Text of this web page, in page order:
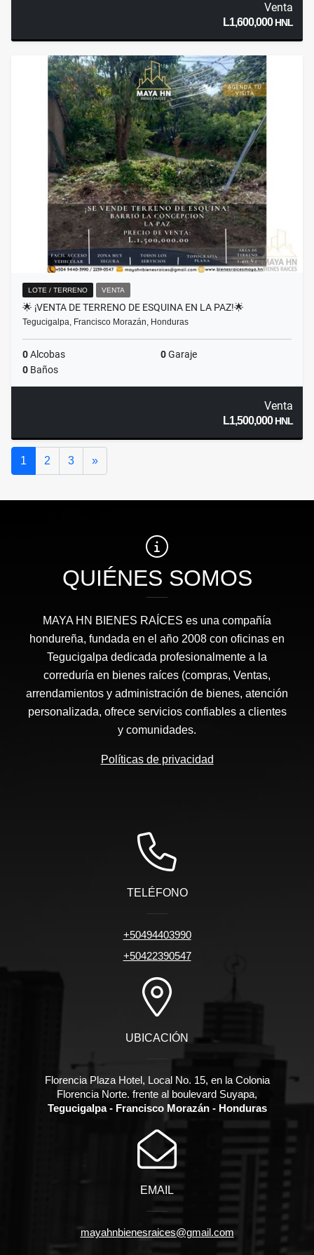
Venta
L1,600,000HNL
LOTE / TERRENO VENTA
🌟 ¡VENTA DE TERRENO DE ESQUINA EN LA PAZ!🌟
Tegucigalpa, Francisco Morazán, Honduras
0Alcobas 0Garaje
0 Baños
Venta
L1,500,000HNL
1 2 3 »Siguiente
QUIÉNES SOMOS
MAYA HN BIENES RAÍCES​ es una compañía
hondureña, fundada en el año 2008 con oficinas en
Tegucigalpa dedicada profesionalmente a la
correduría en bienes raíces (compras, Ventas,
arrendamientos y administración de bienes, atención
personalizada, ofrece servicios confiables a clientes
y comunidades.
Políticas de privacidad
TELÉFONO
+50494403990
+50422390547
UBICACIÓN
Florencia Plaza Hotel, Local No. 15, en la Colonia
Florencia Norte. frente al boulevard Suyapa,
Tegucigalpa - Francisco Morazán - Honduras
EMAIL
mayahnbienesraices@gmail.com